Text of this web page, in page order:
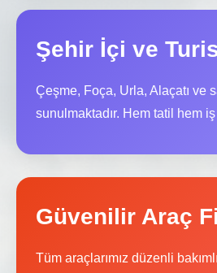
Şehir İçi ve
Çeşme, Foça, Urla, Alaçatı ve
sunulmaktadır. Hem tatil hem
Güvenilir Araç
Tüm araçlarımız düzenli